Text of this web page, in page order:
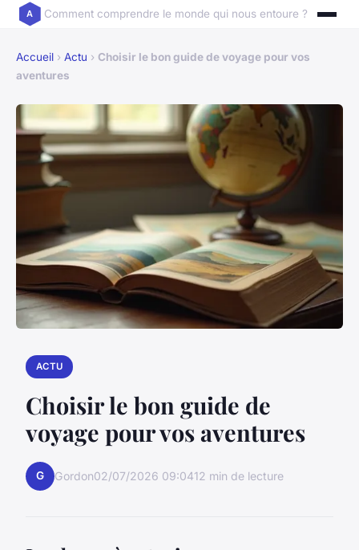
Comment comprendre le monde qui nous entoure ?
Accueil › Actu › Choisir le bon guide de voyage pour vos
aventures
ACTU
Choisir le bon guide de
voyage pour vos aventures
G Gordon02/07/2026 09:0412 min de lecture